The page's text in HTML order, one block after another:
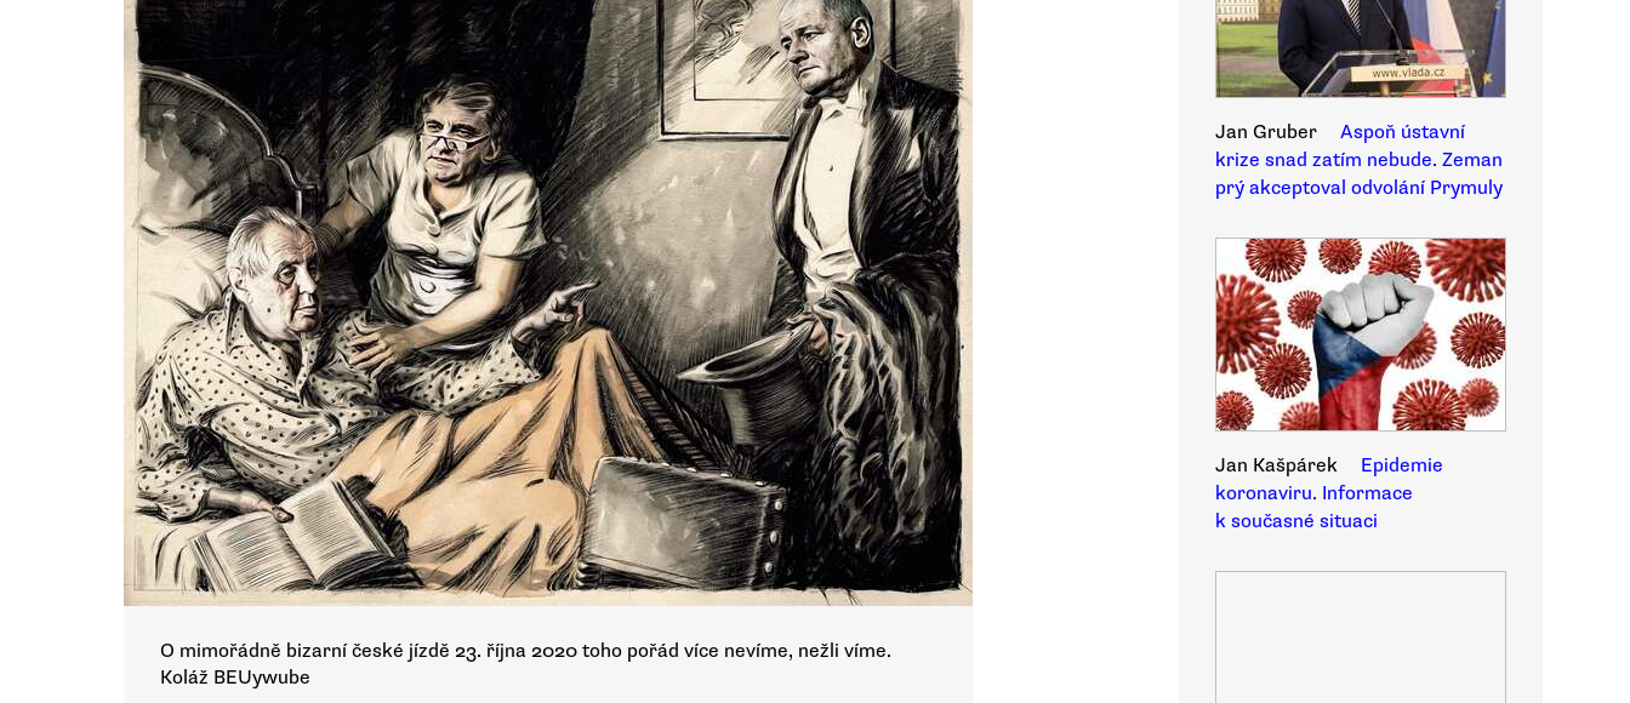
O mimořádně bizarní české jízdě 23. října 2020 toho pořád více nevíme, nežli víme.
Koláž BEUywube
Jan Gruber
Aspoň ústavní
krize snad zatím nebude. Zeman
prý akceptoval odvolání Prymuly
Jan Kašpárek
Epidemie
koronaviru. Informace
k současné situaci